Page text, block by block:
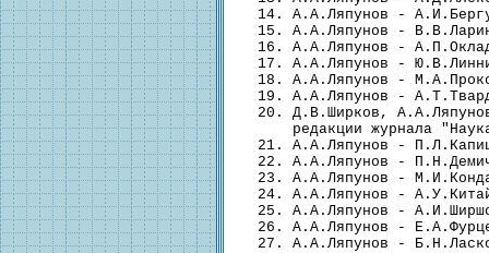
14. А.А.Ляпунов -
15. А.А.Ляпунов -
16. А.А.Ляпунов -
17. А.А.Ляпунов -
18. А.А.Ляпунов -
19. А.А.Ляпунов -
20. Д.В.Ширков,
редакции журнала
21. А.А.Ляпунов -
22. А.А.Ляпунов -
23. А.А.Ляпунов -
24. А.А.Ляпунов -
25. А.А.Ляпунов -
26. А.А.Ляпунов -
27. А.А.Ляпунов -